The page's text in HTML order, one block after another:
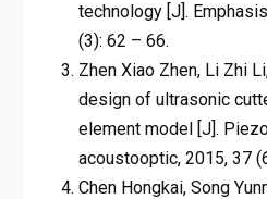
technology [J].
(3): 62 – 66.
Zhen Xiao Zhen, Li Zhi
design of ultrasonic
element model [J].
acoustooptic, 2015, 37
Chen Hongkai, Song